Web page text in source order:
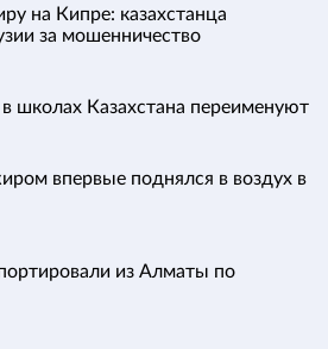
на Кипре: казахстанца
за мошенничество
школах Казахстана переименуют
впервые поднялся в воздух в
из Алматы по